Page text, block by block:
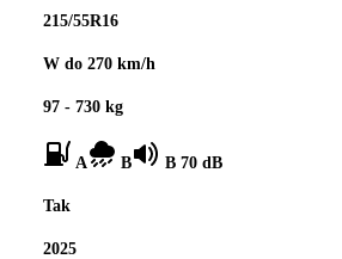
215/55R16
W do 270 km/h
97 - 730 kg
A B B 70 dB
Tak
2025